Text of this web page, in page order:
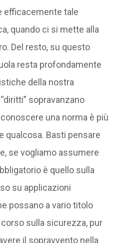
efficacemente tale
quando ci si mette alla
Del resto, su questo
resta profondamente
della nostra
sopravanzano
una norma è più
qualcosa. Basti pensare
se vogliamo assumere
è quello sulla
su applicazioni
possano a vario titolo
sulla sicurezza, pur
il sopravvento nella